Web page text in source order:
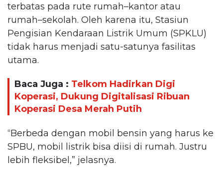
terbatas pada rute rumah–kantor atau
rumah–sekolah. Oleh karena itu, Stasiun
Pengisian Kendaraan Listrik Umum (SPKLU)
tidak harus menjadi satu-satunya fasilitas
utama.
Baca Juga : Telkom Hadirkan Digi
Koperasi, Dukung Digitalisasi Ribuan
Koperasi Desa Merah Putih
“Berbeda dengan mobil bensin yang harus ke
SPBU, mobil listrik bisa diisi di rumah. Justru
lebih fleksibel,” jelasnya.